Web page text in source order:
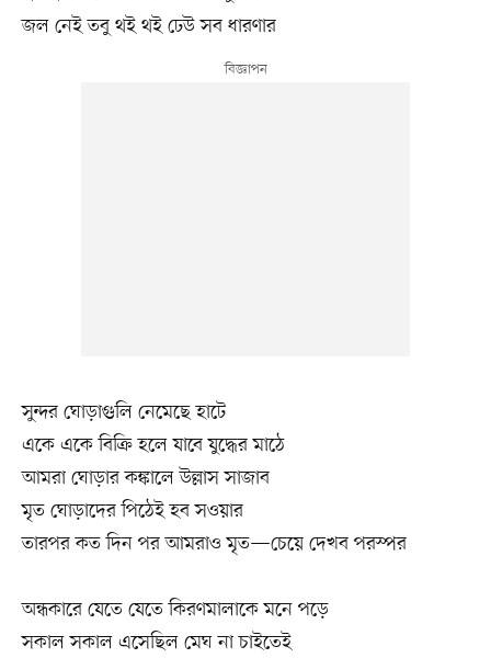
জল নেই তবু থই থই ঢেউ সব ধারণার
সুন্দর ঘোড়াগুলি নেমেছে হাটে
একে একে বিক্রি হলে যাবে যুদ্ধের মাঠে
আমরা ঘোড়ার কঙ্কালে উল্লাস সাজাব
মৃত ঘোড়াদের পিঠেই হব সওয়ার
তারপর কত দিন পর আমরাও মৃত—চেয়ে দেখব পরস্পর
অন্ধকারে যেতে যেতে কিরণমালাকে মনে পড়ে
সকাল সকাল এসেছিল মেঘ না চাইতেই